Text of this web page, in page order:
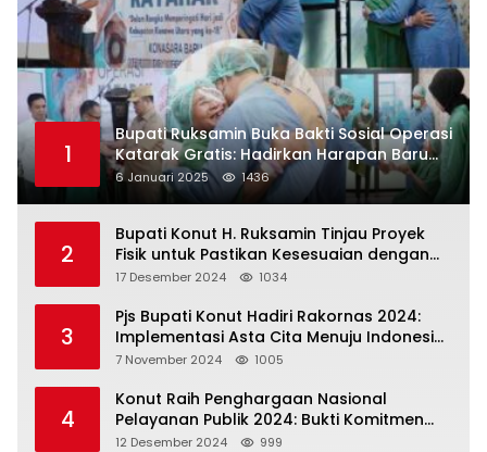
1
Bupati Ruksamin Buka Bakti Sosial Operasi
Katarak Gratis: Hadirkan Harapan Baru
bagi Masyarakat Konut
6 Januari 2025 1436
2
Bupati Konut H. Ruksamin Tinjau Proyek
Fisik untuk Pastikan Kesesuaian dengan
Perencanaan
17 Desember 2024 1034
3
Pjs Bupati Konut Hadiri Rakornas 2024:
Implementasi Asta Cita Menuju Indonesia
Emas
7 November 2024 1005
4
Konut Raih Penghargaan Nasional
Pelayanan Publik 2024: Bukti Komitmen
Menuju Pelayanan Prima
12 Desember 2024 999